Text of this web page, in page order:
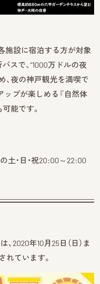
施設に宿泊する方が対象
スで、“1000万ドルの夜
、夜の神戸観光を満喫で
ップが楽しめる『自然体
能です。
土・日・祝20:00～22:00
2020年10月25日（日）ま
れています。